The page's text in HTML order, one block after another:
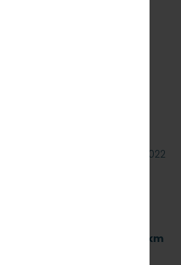
„Modernizacja sieci
dokumentacji
istniejących
znak: SKMMU.086.30.22.
W TRÓJMIEŚCIE Sp. z o.o.
dla zadania
PKP Szybka Kolej…
14 lipca 2022
którego przedmiotem
związanych z
w torze nr 502 w km
dla PKP Szybka Kolej